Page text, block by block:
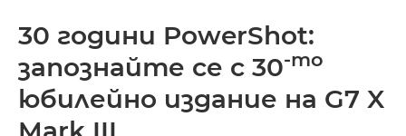
30 години PowerShot:
запознайте се с 30-то
юбилейно издание на G7 X